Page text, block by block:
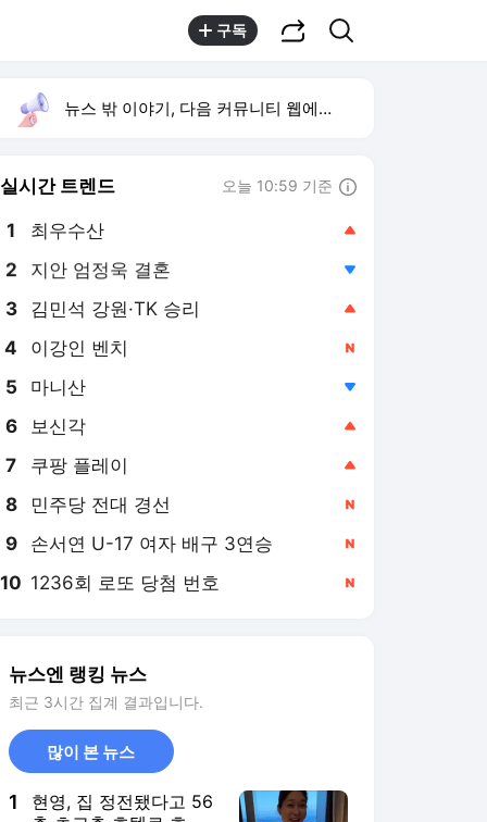
구독
뉴스 밖 이야기, 다음 커뮤니티 웹에서 보기
실시간 트렌드 오늘 10:59 기준
1 최우수산
2 지안 엄정욱 결혼
3 김민석 강원·TK 승리
4 이강인 벤치
5 마니산
6 보신각
7 쿠팡 플레이
8 민주당 전대 경선
9 손서연 U-17 여자 배구 3연승
10 1236회 로또 당첨 번호
뉴스엔 랭킹 뉴스
최근 3시간 집계 결과입니다.
많이 본 뉴스
1
현영, 집 정전됐다고 56